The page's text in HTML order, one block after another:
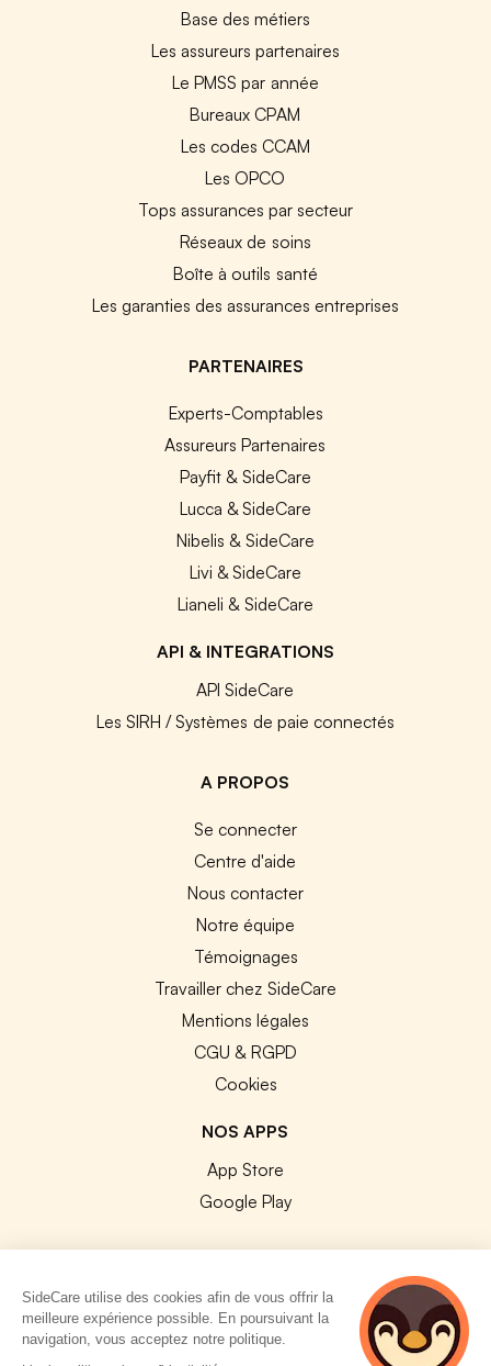
Base des métiers
Les assureurs partenaires
Le PMSS par année
Bureaux CPAM
Les codes CCAM
Les OPCO
Tops assurances par secteur
Réseaux de soins
Boîte à outils santé
Les garanties des assurances entreprises
PARTENAIRES
Experts-Comptables
Assureurs Partenaires
Payfit & SideCare
Lucca & SideCare
Nibelis & SideCare
Livi & SideCare
Lianeli & SideCare
API & INTEGRATIONS
API SideCare
Les SIRH / Systèmes de paie connectés
A PROPOS
Se connecter
Centre d'aide
Nous contacter
Notre équipe
Témoignages
Travailler chez SideCare
Mentions légales
CGU & RGPD
Cookies
NOS APPS
App Store
Google Play
© 2026 SideCare. Tous droits réservés.
SideCare utilise des cookies afin de vous offrir la
meilleure expérience possible. En poursuivant la
navigation, vous acceptez notre politique.